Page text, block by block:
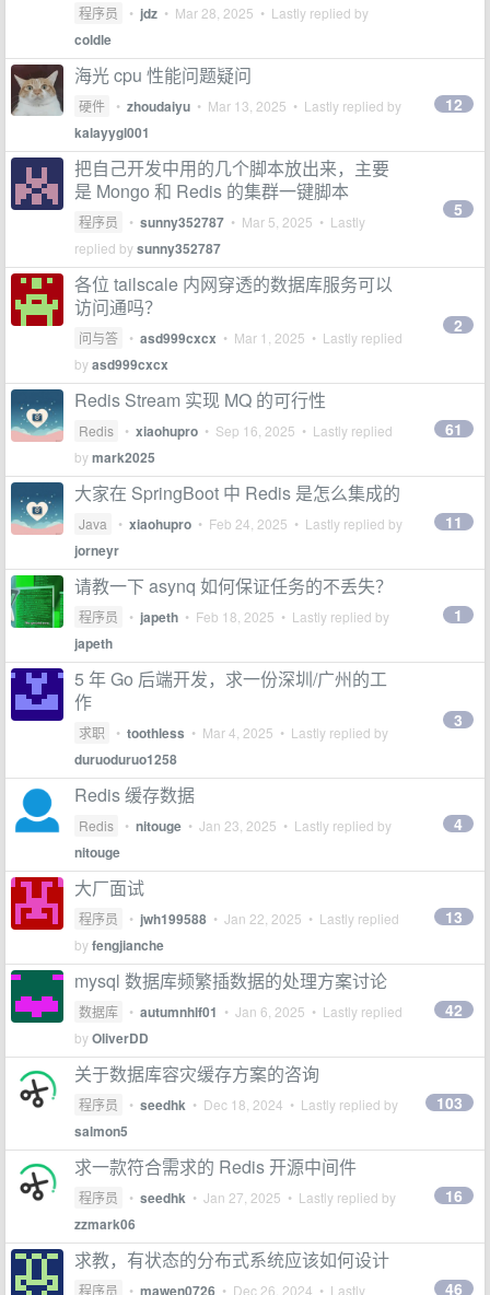
程序员 • jdz • Mar 28, 2025 • Lastly replied by
coldle
海光 cpu 性能问题疑问
硬件 • zhoudaiyu • Mar 13, 2025 • Lastly replied by
kalayygl001
12
把自己开发中用的几个脚本放出来，主要
是 Mongo 和 Redis 的集群一键脚本
程序员 • sunny352787 • Mar 5, 2025 • Lastly
replied bysunny352787
5
各位 tailscale 内网穿透的数据库服务可以
访问通吗？
问与答 • asd999cxcx • Mar 1, 2025 • Lastly replied
byasd999cxcx
2
Redis Stream 实现 MQ 的可行性
Redis • xiaohupro • Sep 16, 2025 • Lastly replied
bymark2025
61
大家在 SpringBoot 中 Redis 是怎么集成的
Java • xiaohupro • Feb 24, 2025 • Lastly replied by
jorneyr
11
请教一下 asynq 如何保证任务的不丢失？
程序员 • japeth • Feb 18, 2025 • Lastly replied by
japeth
1
5 年 Go 后端开发，求一份深圳/广州的工
作
求职 • toothless • Mar 4, 2025 • Lastly replied by
duruoduruo1258
3
Redis 缓存数据
Redis • nitouge • Jan 23, 2025 • Lastly replied by
nitouge
4
大厂面试
程序员 • jwh199588 • Jan 22, 2025 • Lastly replied
byfengjianche
13
mysql 数据库频繁插数据的处理方案讨论
数据库 • autumnhlf01 • Jan 6, 2025 • Lastly replied
byOliverDD
42
关于数据库容灾缓存方案的咨询
程序员 • seedhk • Dec 18, 2024 • Lastly replied by
salmon5
103
求一款符合需求的 Redis 开源中间件
程序员 • seedhk • Jan 27, 2025 • Lastly replied by
zzmark06
16
求教，有状态的分布式系统应该如何设计
程序员 • mawen0726 • Dec 26, 2024 • Lastly
46